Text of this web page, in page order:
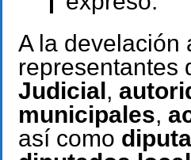
A la develación
representantes
Judicial,
municipales,
así como